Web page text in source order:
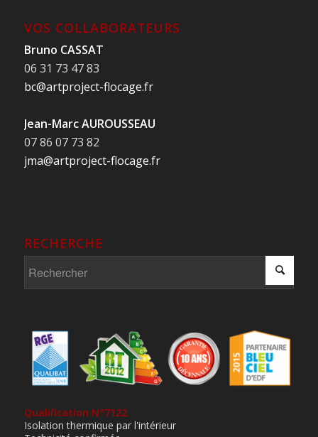
VOS COLLABORATEURS
Bruno CASSAT
06 31 73 47 83
bc@artproject-flocage.fr
Jean-Marc AUROUSSEAU
07 86 07 73 82
jma@artproject-flocage.fr
RECHERCHE
Qualification N°7122
Isolation thermique par l'intérieur